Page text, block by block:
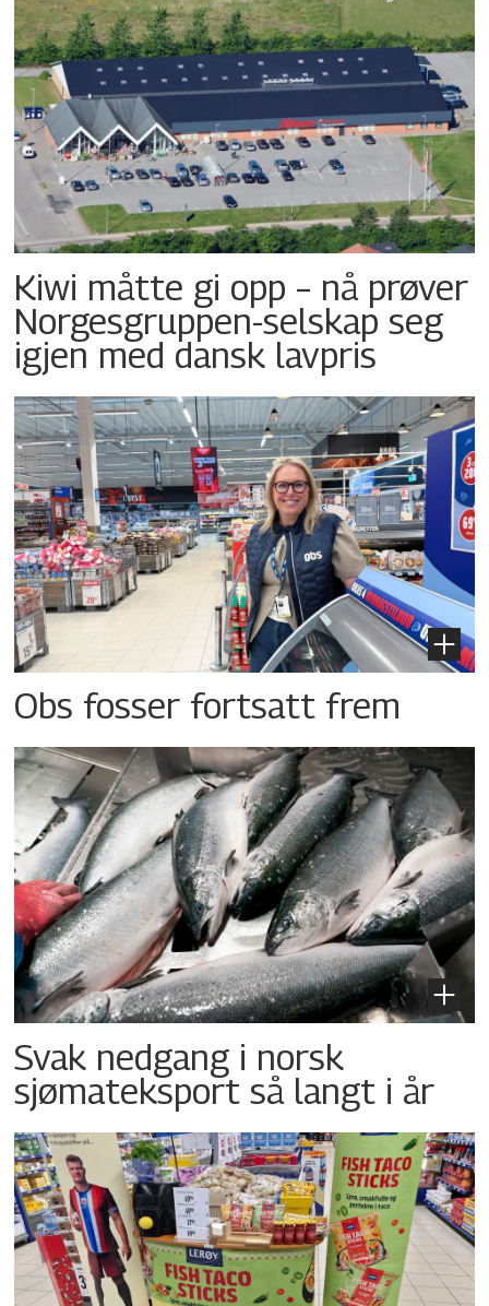
Kiwi måtte gi opp – nå prøver
Norgesgruppen-selskap seg
igjen med dansk lavpris
Obs fosser fortsatt frem
Svak nedgang i norsk
sjømateksport så langt i år